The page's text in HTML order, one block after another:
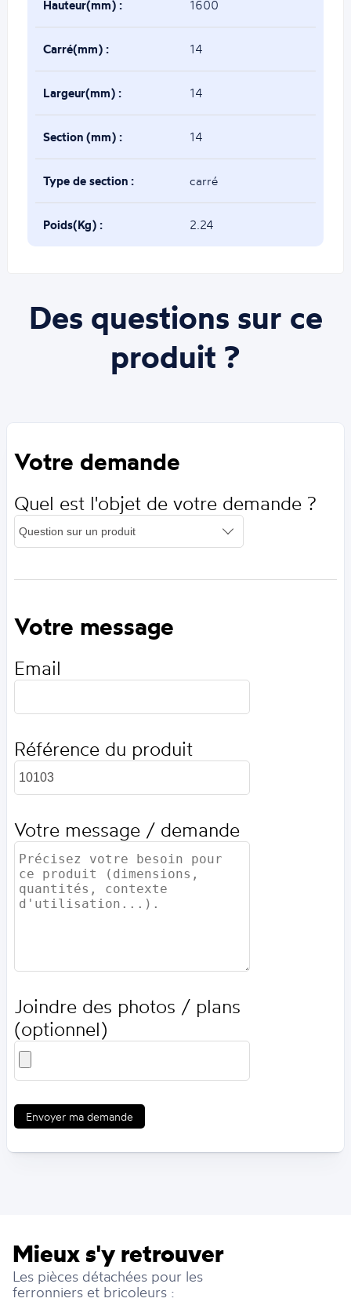
Hauteur(mm) : 1600
Carré(mm) : 14
Largeur(mm) : 14
Section (mm) : 14
Type de section : carré
Poids(Kg) : 2.24
Des questions sur ce
produit ?
Votre demande
Quel est l'objet de votre demande ?
Votre message
Email
Référence du produit
Votre message / demande
Joindre des photos / plans
(optionnel)
Envoyer ma demande
Mieux s'y retrouver
Les pièces détachées pour les
ferronniers et bricoleurs :